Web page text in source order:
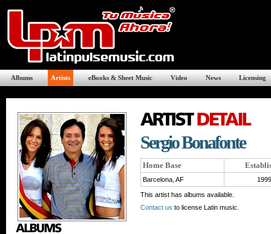
Albums Artists eBooks & Sheet Music Video News Licensing
Sergio Bonafonte
Home Base
Barcelona, AF 1999
This artist has albums available.
Contact us to license Latin music.